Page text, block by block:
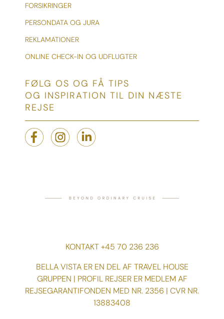
FORSIKRINGER
PERSONDATA OG JURA
REKLAMATIONER
ONLINE CHECK-IN OG UDFLUGTER
FØLG OS OG FÅ TIPS
OG INSPIRATION TIL DIN NÆSTE
REJSE
KONTAKT +45 70 236 236
BELLA VISTA ER EN DEL AF TRAVEL HOUSE
GRUPPEN | PROFIL REJSER ER MEDLEM AF
REJSEGARANTIFONDEN MED NR. 2356 | CVR NR.
13883408